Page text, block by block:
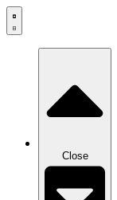
Zum
Inhalt
Close